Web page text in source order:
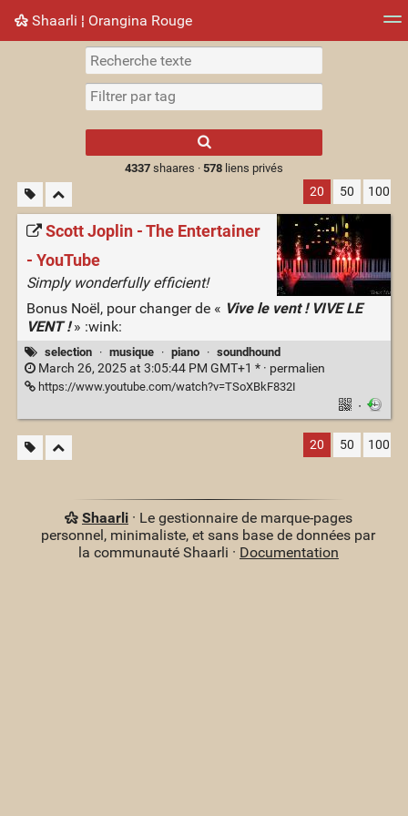
Shaarli ¦ Orangina Rouge
Nuage de tags Mur d'images
results.
4337shaares · 578liens privés
20 50 100
Scott Joplin - The Entertainer
- YouTube
Simply wonderfully efficient!
Bonus Noël, pour changer de « Vive le vent ! VIVE LE
VENT !» :wink:
selection · musique · piano · soundhound
March 26, 2025 at 3:05:44 PM GMT+1 * · permalien
https://www.youtube.com/watch?v=TSoXBkF832I
·
20 50 100
Shaarli· Le gestionnaire de marque-pages
personnel, minimaliste, et sans base de données par
la communauté Shaarli · Documentation